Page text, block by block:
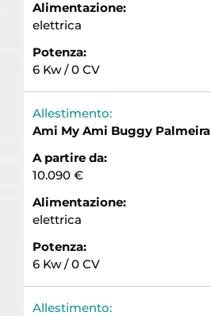
Alimentazione:
elettrica
Potenza:
6 Kw / 0 CV
Allestimento:
Ami My Ami Buggy Palmeira
A partire da:
10.090 €
Alimentazione:
elettrica
Potenza:
6 Kw / 0 CV
Allestimento: